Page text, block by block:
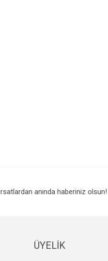
anında haberiniz olsun!
ÜYELİK